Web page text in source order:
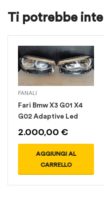
Ti potrebbe
FANALI
Fari Bmw X3 G01 X4
G02 Adaptive Led
2.000,00 €
AGGIUNGI AL
CARRELLO